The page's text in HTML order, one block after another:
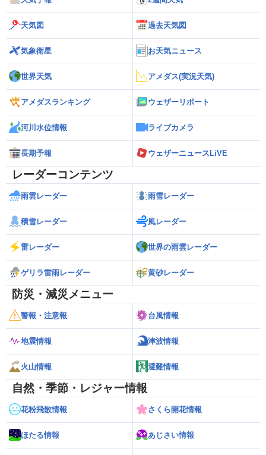
天気図 過去天気図
気象衛星 お天気ニュース
世界天気 アメダス(実況天気)
アメダスランキング ウェザーリポート
河川水位情報 ライブカメラ
長期予報 ウェザーニュースLiVE
レーダーコンテンツ
雨雲レーダー 雨雪レーダー
積雪レーダー 風レーダー
雷レーダー 世界の雨雲レーダー
ゲリラ雷雨レーダー 黄砂レーダー
防災・減災メニュー
警報・注意報 台風情報
地震情報 津波情報
火山情報 避難情報
自然・季節・レジャー情報
花粉飛散情報 さくら開花情報
ほたる情報 あじさい情報